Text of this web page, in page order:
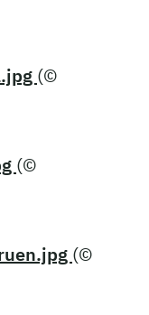
(©
(©
(©